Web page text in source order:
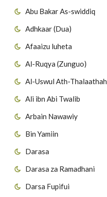
Abu Bakar As-swiddiq
Adhkaar (Dua)
Afaaizu luheta
Al-Ruqya (Zunguo)
Al-Uswul Ath-Thalaathah
Ali ibn Abi Twalib
Arbain Nawawiy
Bin Yamiin
Darasa
Darasa za Ramadhani
Darsa Fupifui